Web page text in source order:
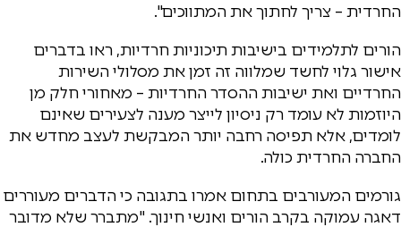
החרדית – צריך לחתוך את המתווכים".
הורים לתלמידים בישיבות תיכוניות חרדיות, ראו בדברים
אישור גלוי לחשד שמלווה זה זמן את מסלולי השירות
החרדיים ואת ישיבות ההסדר החרדיות – מאחורי חלק מן
היוזמות לא עומד רק ניסיון לייצר מענה לצעירים שאינם
לומדים, אלא תפיסה רחבה יותר המבקשת לעצב מחדש את
החברה החרדית כולה.
גורמים המעורבים בתחום אמרו בתגובה כי הדברים מעוררים
דאגה עמוקה בקרב הורים ואנשי חינוך. "מתברר שלא מדובר